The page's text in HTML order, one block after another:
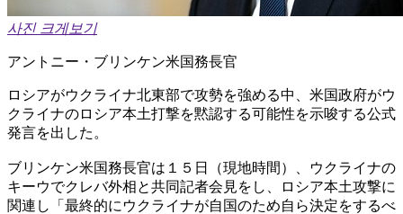
사진 크게보기
アントニー・ブリンケン米国務長官
ロシアがウクライナ北東部で攻勢を強める中、米国政府がウ
クライナのロシア本土打撃を黙認する可能性を示唆する公式
発言を出した。
ブリンケン米国務長官は１５日（現地時間）、ウクライナの
キーウでクレバ外相と共同記者会見をし、ロシア本土攻撃に
関連し「最終的にウクライナが自国のため自ら決定をするべ